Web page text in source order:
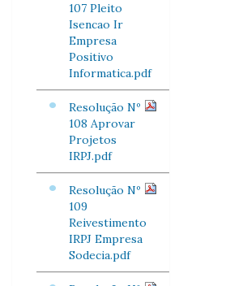
107 Pleito
Isencao Ir
Empresa
Positivo
Informatica.pdf
Resolução Nº
108 Aprovar
Projetos
IRPJ.pdf
Resolução Nº
109
Reivestimento
IRPJ Empresa
Sodecia.pdf